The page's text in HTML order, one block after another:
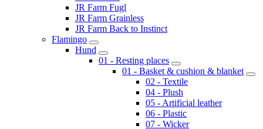
JR Farm Fugl
JR Farm Grainless
JR Farm Back to Instinct
Flamingo
Hund
01 - Resting places
01 - Basket & cushion & blanket
02 - Textile
04 - Plush
05 - Artificial leather
06 - Plastic
07 - Wicker